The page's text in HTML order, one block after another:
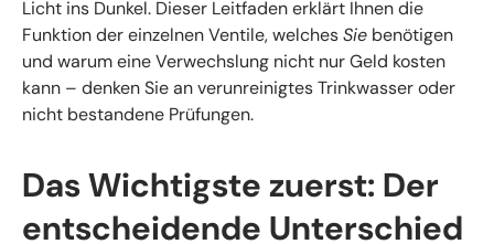
Licht ins Dunkel. Dieser Leitfaden erklärt Ihnen die
Funktion der einzelnen Ventile, welchesSie benötigen
und warum eine Verwechslung nicht nur Geld kosten
kann – denken Sie an verunreinigtes Trinkwasser oder
nicht bestandene Prüfungen.
Das Wichtigste zuerst: Der
entscheidende Unterschied